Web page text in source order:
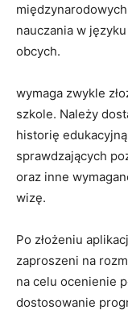
nauczania w
obcych.
wymaga zwykle
szkole. Należy
‍historię
sprawdzających
oraz inne
wizę.
Po złożeniu
zaproszeni na
na celu ocenienie
dostosowanie